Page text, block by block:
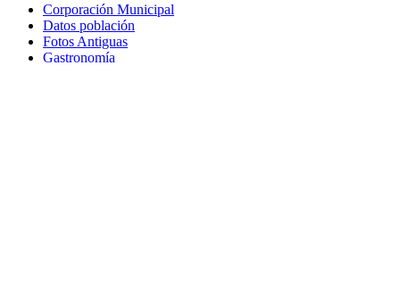
Corporación Municipal
Datos población
Fotos Antiguas
Gastronomía